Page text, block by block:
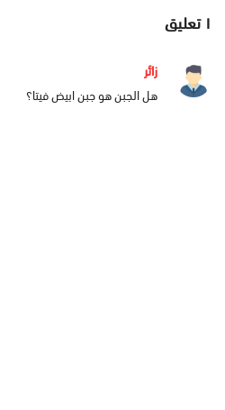
١ تعليق
زائر
هل الجبن هو جبن ابيض فيتا؟